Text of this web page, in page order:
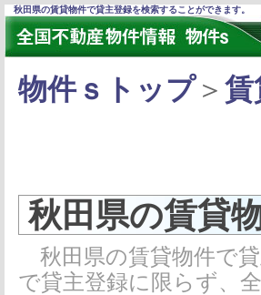
秋田県の賃貸物件で貸主登録を検索することができます。
物件ｓトップ＞ 賃
秋田県の賃貸
秋田県の賃貸物件で
で貸主登録に限らず、